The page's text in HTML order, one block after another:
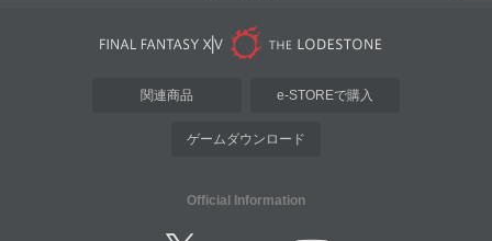
関連商品 e-STOREで購入
ゲームダウンロード
Official Information